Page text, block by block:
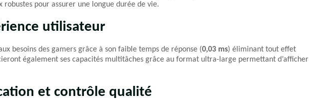
pour assurer une longue durée de vie.
utilisateur
besoins des gamers grâce à son faible temps de réponse (0,03 ms) éliminant tout effet
également ses capacités multitâches grâce au format ultra-large permettant d’afficher
et contrôle qualité